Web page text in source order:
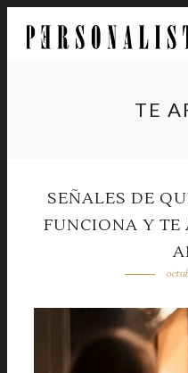
TE
SEÑALES DE
FUNCIONA Y TE